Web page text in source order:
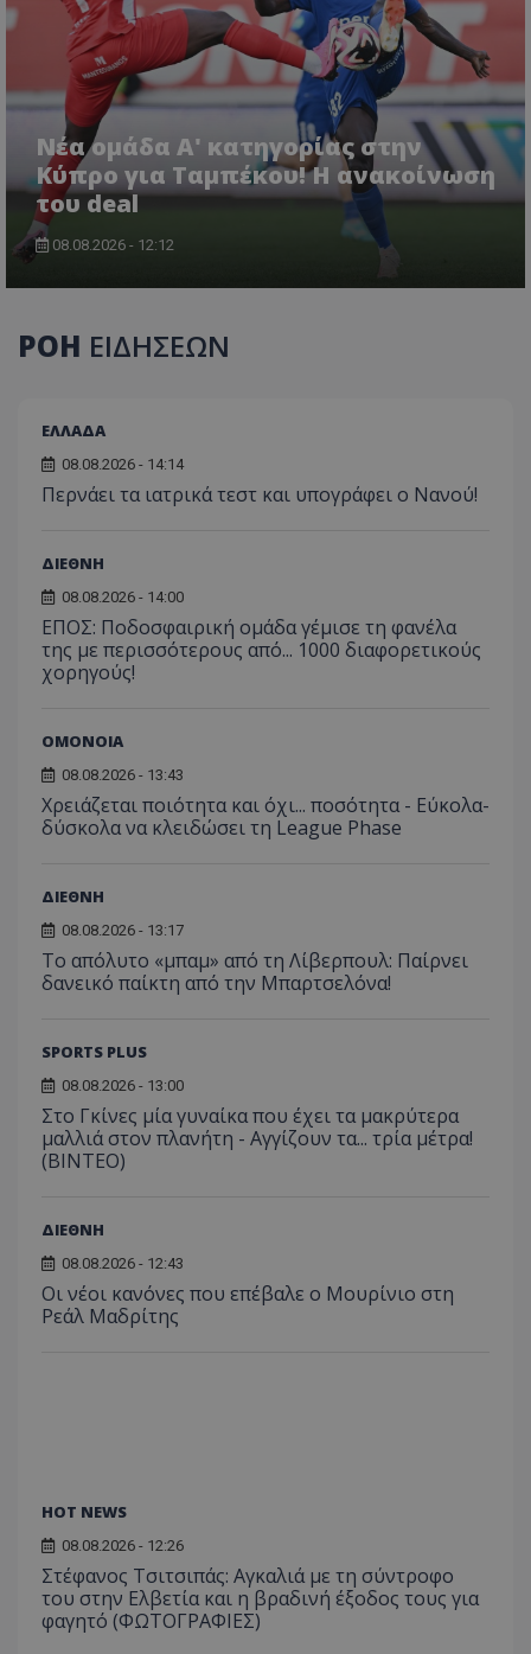
Νέα ομάδα Α' κατηγορίας στην
Κύπρο για Ταμπέκου! Η ανακοίνωση
του deal
08.08.2026 - 12:12
ΡΟΗ ΕΙΔΗΣΕΩΝ
ΕΛΛΑΔΑ
08.08.2026 - 14:14
Περνάει τα ιατρικά τεστ και υπογράφει ο Νανού!
ΔΙΕΘΝΗ
08.08.2026 - 14:00
ΕΠΟΣ: Ποδοσφαιρική ομάδα γέμισε τη φανέλα
της με περισσότερους από... 1000 διαφορετικούς
χορηγούς!
ΟΜΟΝΟΙΑ
08.08.2026 - 13:43
Χρειάζεται ποιότητα και όχι... ποσότητα - Εύκολα-
δύσκολα να κλειδώσει τη League Phase
ΔΙΕΘΝΗ
08.08.2026 - 13:17
Το απόλυτο «μπαμ» από τη Λίβερπουλ: Παίρνει
δανεικό παίκτη από την Μπαρτσελόνα!
SPORTS PLUS
08.08.2026 - 13:00
Στο Γκίνες μία γυναίκα που έχει τα μακρύτερα
μαλλιά στον πλανήτη - Αγγίζουν τα... τρία μέτρα!
(ΒΙΝΤΕΟ)
ΔΙΕΘΝΗ
08.08.2026 - 12:43
Οι νέοι κανόνες που επέβαλε ο Μουρίνιο στη
Ρεάλ Μαδρίτης
HOT NEWS
08.08.2026 - 12:26
Στέφανος Τσιτσιπάς: Αγκαλιά με τη σύντροφο
του στην Ελβετία και η βραδινή έξοδος τους για
φαγητό (ΦΩΤΟΓΡΑΦΙΕΣ)